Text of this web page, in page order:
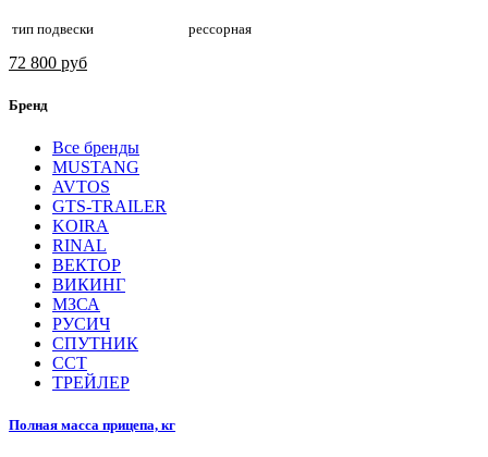
тип подвески рессорная
72 800 руб
Бренд
Все бренды
MUSTANG
AVTOS
GTS-TRAILER
KOIRA
RINAL
ВЕКТОР
ВИКИНГ
МЗСА
РУСИЧ
СПУТНИК
ССТ
ТРЕЙЛЕР
Полная масса прицепа, кг